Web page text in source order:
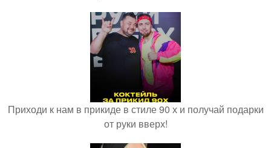
Приходи к нам в прикиде в стиле 90 х и получай подарки
от руки вверх!